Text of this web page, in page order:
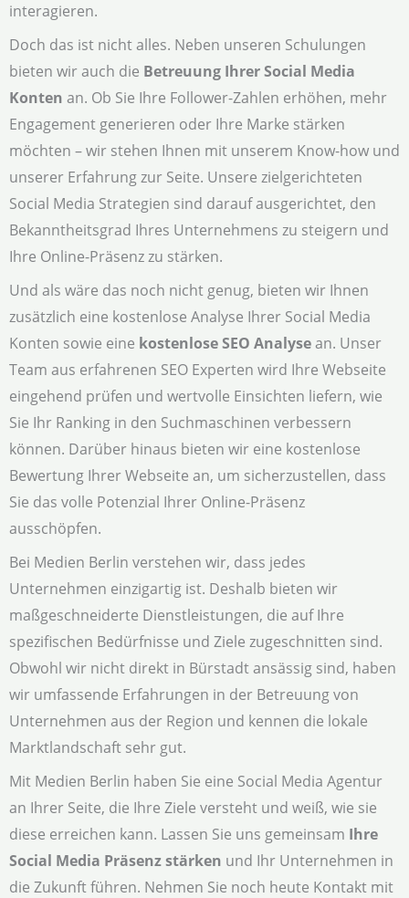
interagieren.
Doch das ist nicht alles. Neben unseren Schulungen
bieten wir auch die Betreuung Ihrer Social Media
Konten an. Ob Sie Ihre Follower-Zahlen erhöhen, mehr
Engagement generieren oder Ihre Marke stärken
möchten – wir stehen Ihnen mit unserem Know-how und
unserer Erfahrung zur Seite. Unsere zielgerichteten
Social Media Strategien sind darauf ausgerichtet, den
Bekanntheitsgrad Ihres Unternehmens zu steigern und
Ihre Online-Präsenz zu stärken.
Und als wäre das noch nicht genug, bieten wir Ihnen
zusätzlich eine kostenlose Analyse Ihrer Social Media
Konten sowie eine kostenlose SEO Analysean. Unser
Team aus erfahrenen SEO Experten wird Ihre Webseite
eingehend prüfen und wertvolle Einsichten liefern, wie
Sie Ihr Ranking in den Suchmaschinen verbessern
können. Darüber hinaus bieten wir eine kostenlose
Bewertung Ihrer Webseite an, um sicherzustellen, dass
Sie das volle Potenzial Ihrer Online-Präsenz
ausschöpfen.
Bei Medien Berlin verstehen wir, dass jedes
Unternehmen einzigartig ist. Deshalb bieten wir
maßgeschneiderte Dienstleistungen, die auf Ihre
spezifischen Bedürfnisse und Ziele zugeschnitten sind.
Obwohl wir nicht direkt in Bürstadt ansässig sind, haben
wir umfassende Erfahrungen in der Betreuung von
Unternehmen aus der Region und kennen die lokale
Marktlandschaft sehr gut.
Mit Medien Berlin haben Sie eine Social Media Agentur
an Ihrer Seite, die Ihre Ziele versteht und weiß, wie sie
diese erreichen kann. Lassen Sie uns gemeinsam Ihre
Social Media Präsenz stärken und Ihr Unternehmen in
die Zukunft führen. Nehmen Sie noch heute Kontakt mit